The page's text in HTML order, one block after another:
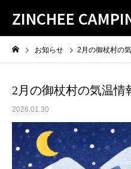
ZINCHEE
お知らせ 2月の御杖村の
2月の御杖村の気温情
2026.01.30